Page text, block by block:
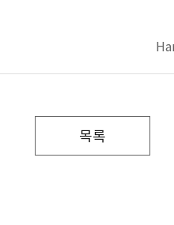
목록